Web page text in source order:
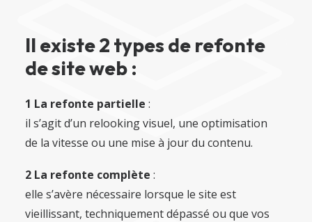
Il existe 2 types de refonte
de site web :
1 La refonte partielle :
il s’agit d’un relooking visuel, une optimisation
de la vitesse ou une mise à jour du contenu.
2 La refonte complète :
elle s’avère nécessaire lorsque le site est
vieillissant, techniquement dépassé ou que vos